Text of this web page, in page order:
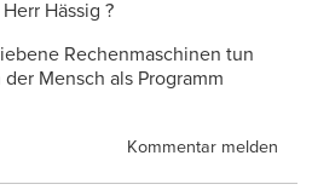
Hässig ?
Rechenmaschinen tun
Mensch als Programm
Kommentar melden